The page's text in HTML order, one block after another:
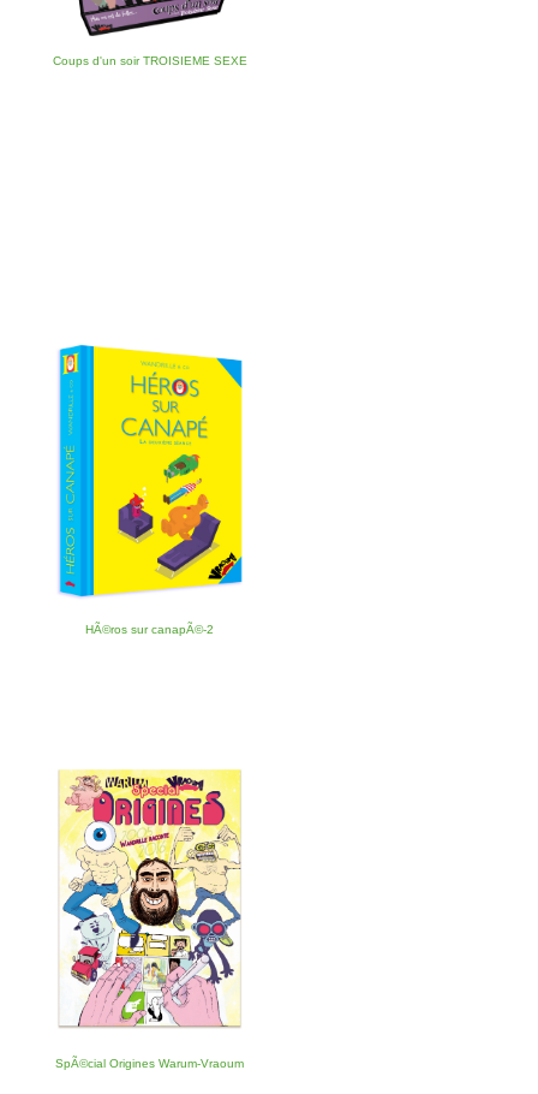
Coups d'un soir TROISIEME SEXE
HÃ©ros sur canapÃ©-2
SpÃ©cial Origines Warum-Vraoum